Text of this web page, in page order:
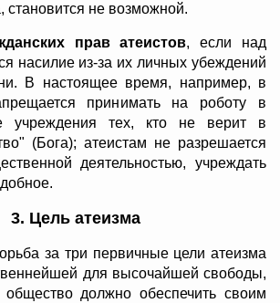
становится не возможной.
прав атеистов, если над
насилие из-за их личных убеждений
В настоящее время, например, в
принимать на роботу в
учреждения тех, кто не верит в
(Бога); атеистам не разрешается
деятельностью, учреждать
3. Цель атеизма
за три первичные цели атеизма
для высочайшей свободы,
общество должно обеспечить своим